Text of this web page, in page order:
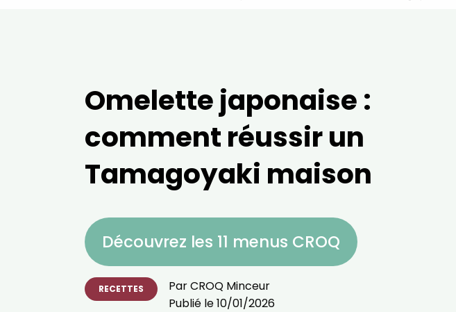
Omelette japonaise :
comment réussir un
Tamagoyaki maison
Découvrez les 11 menus CROQ
RECETTES ParCROQ Minceur
Publié le10/01/2026